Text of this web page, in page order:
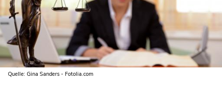
Quelle: Gina Sanders - Fotolia.com